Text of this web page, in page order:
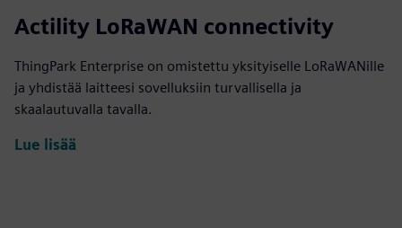
Actility LoRaWAN connectivity
ThingPark Enterprise on omistettu yksityiselle LoRaWANille
ja yhdistää laitteesi sovelluksiin turvallisella ja
skaalautuvalla tavalla.
Lue lisää